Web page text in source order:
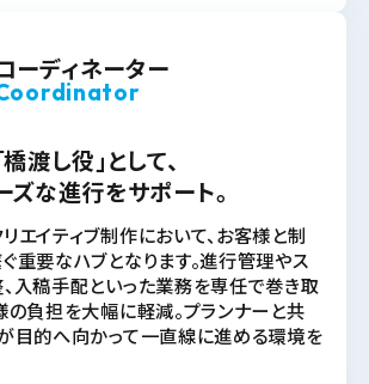
ーディネーター
渡し役」として、
ズな進行をサポート。
エイティブ制作において、お客様と制
重要なハブとなります。進行管理やス
入稿手配といった業務を専任で巻き取
の負担を大幅に軽減。プランナーと共
目的へ向かって一直線に進める環境を